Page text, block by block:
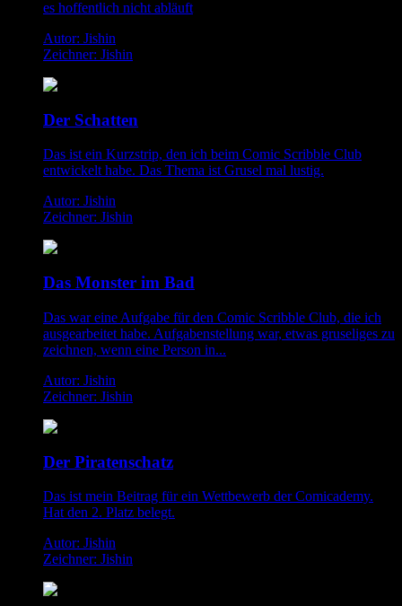
es hoffentlich nicht abläuft
Autor: Jishin
Zeichner: Jishin
Der Schatten
Das ist ein Kurzstrip, den ich beim Comic Scribble Club
entwickelt habe. Das Thema ist Grusel mal lustig.
Autor: Jishin
Zeichner: Jishin
Das Monster im Bad
Das war eine Aufgabe für den Comic Scribble Club, die ich
ausgearbeitet habe. Aufgabenstellung war, etwas gruseliges zu
zeichnen, wenn eine Person in...
Autor: Jishin
Zeichner: Jishin
Der Piratenschatz
Das ist mein Beitrag für ein Wettbewerb der Comicademy.
Hat den 2. Platz belegt.
Autor: Jishin
Zeichner: Jishin